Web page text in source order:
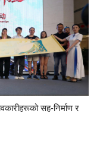
सह-निर्माण र